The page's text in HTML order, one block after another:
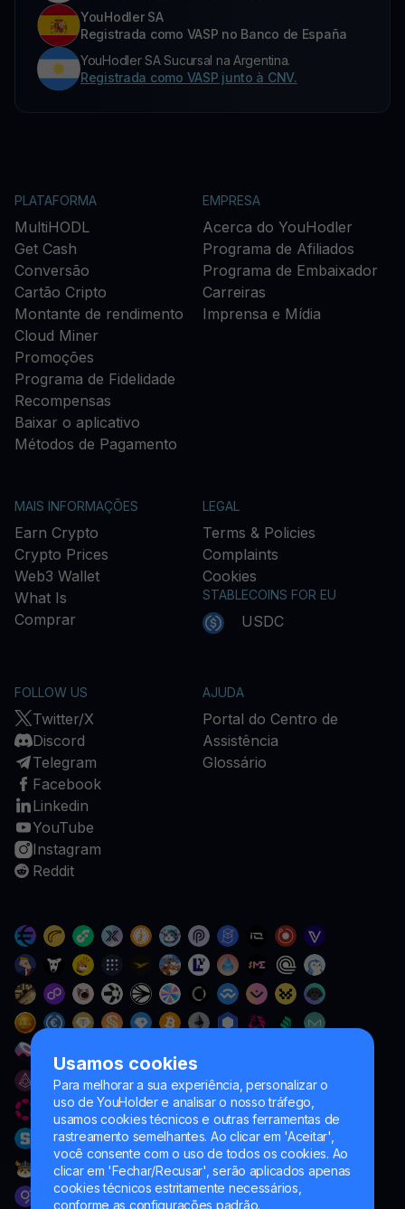
Usamos cookies
Para melhorar a sua experiência, personalizar o
uso de YouHolder e analisar o nosso tráfego,
usamos cookies técnicos e outras ferramentas de
rastreamento semelhantes. Ao clicar em 'Aceitar',
você consente com o uso de todos os cookies. Ao
clicar em 'Fechar/Recusar', serão aplicados apenas
cookies técnicos estritamente necessários,
conforme as configurações padrão.
YouHodler SA
Registrada como VASP no Banco de España
YouHodler SA Sucursal na Argentina.
Registrada como VASP junto à CNV.
PLATAFORMA
MultiHODL
Get Cash
Conversão
Cartão Cripto
Montante de rendimento
Cloud Miner
Promoções
Programa de Fidelidade
Recompensas
Baixar o aplicativo
Métodos de Pagamento
EMPRESA
Acerca do YouHodler
Programa de Afiliados
Programa de Embaixador
Carreiras
Imprensa e Mídia
MAIS INFORMAÇÕES
Earn Crypto
Crypto Prices
Web3 Wallet
What Is
Comprar
LEGAL
Terms & Policies
Complaints
Cookies
STABLECOINS FOR EU
USDC
FOLLOW US
Twitter/X
Discord
Telegram
Facebook
Linkedin
YouTube
Instagram
Reddit
AJUDA
Portal do Centro de
Assistência
Glossário